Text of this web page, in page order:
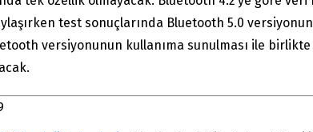
test sonuçlarında Bluetooth 5.0
versiyonunun kullanıma sunulması ile